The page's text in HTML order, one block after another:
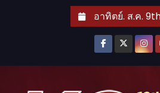
อาทิตย์. ส.ค.